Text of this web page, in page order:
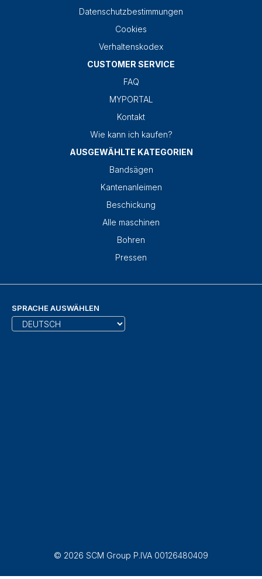
Datenschutzbestimmungen
Cookies
Verhaltenskodex
CUSTOMER SERVICE
FAQ
MYPORTAL
Kontakt
Wie kann ich kaufen?
AUSGEWÄHLTE KATEGORIEN
Bandsägen
Kantenanleimen
Beschickung
Alle maschinen
Bohren
Pressen
SPRACHE AUSWÄHLEN
© 2026 SCM Group P.IVA 00126480409